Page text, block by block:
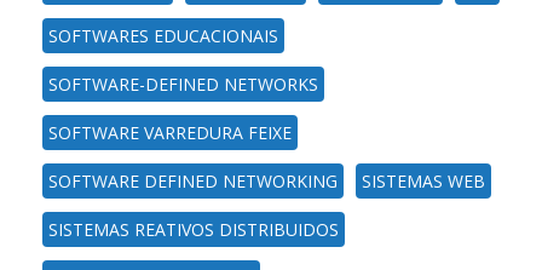
SOFTWARES EDUCACIONAIS
SOFTWARE-DEFINED NETWORKS
SOFTWARE VARREDURA FEIXE
SOFTWARE DEFINED NETWORKING SISTEMAS WEB
SISTEMAS REATIVOS DISTRIBUIDOS